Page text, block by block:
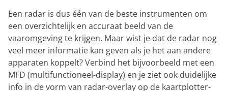
Een radar is dus één van de beste instrumenten om
een overzichtelijk en accuraat beeld van de
vaaromgeving te krijgen. Maar wist je dat de radar nog
veel meer informatie kan geven als je het aan andere
apparaten koppelt? Verbind het bijvoorbeeld met een
MFD (multifunctioneel-display) en je ziet ook duidelijke
info in de vorm van radar-overlay op de kaartplotter-